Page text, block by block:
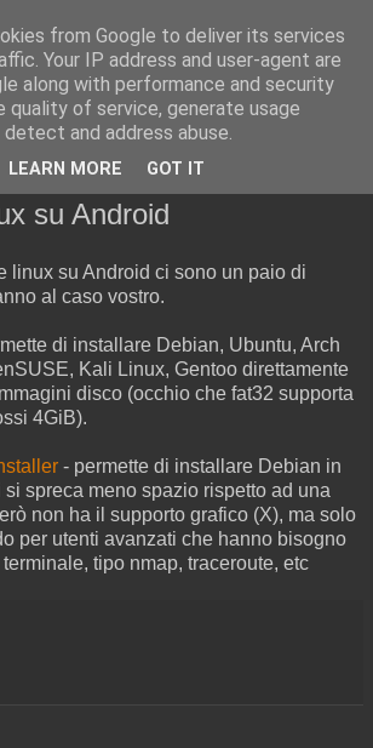
Blog
su Android
linux su Android ci sono un paio di
al caso vostro.
di installare Debian, Ubuntu, Arch
Kali Linux, Gentoo direttamente
disco (occhio che fat32 supporta
4GiB).
- permette di installare Debian in
si spreca meno spazio rispetto ad una
non ha il supporto grafico (X), ma solo
per utenti avanzati che hanno bisogno
tipo nmap, traceroute, etc
from Google to deliver its services
Your IP address and user-agent are
along with performance and security
quality of service, generate usage
and address abuse.
LEARN MORE GOT IT